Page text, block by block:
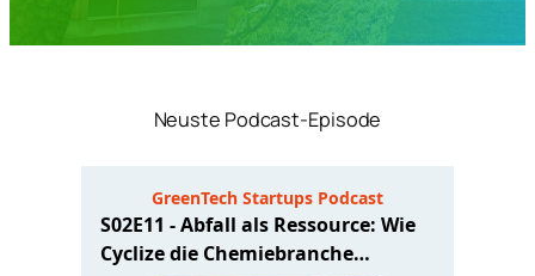
Neuste Podcast-Episode